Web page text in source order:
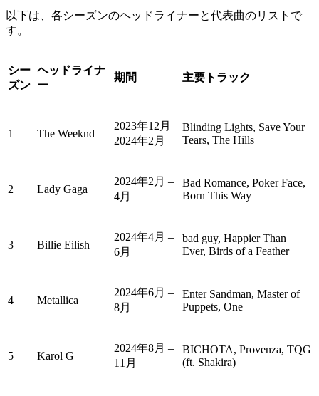
以下は、各シーズンのヘッドライナーと代表曲のリストで
す。
シー
ズン
ヘッドライナ
ー
期間 主要トラック
1 The Weeknd
2023年12月 –
2024年2月
Blinding Lights, Save Your
Tears, The Hills
2 Lady Gaga
2024年2月 –
4月
Bad Romance, Poker Face,
Born This Way
3 Billie Eilish
2024年4月 –
6月
bad guy, Happier Than
Ever, Birds of a Feather
4 Metallica
2024年6月 –
8月
Enter Sandman, Master of
Puppets, One
5 Karol G
2024年8月 –
11月
BICHOTA, Provenza, TQG
(ft. Shakira)